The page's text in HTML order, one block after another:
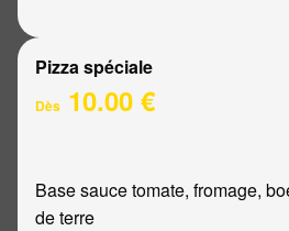
Pizza spéciale
Dès 10.00 €
Base sauce tomate, fromage,
de terre